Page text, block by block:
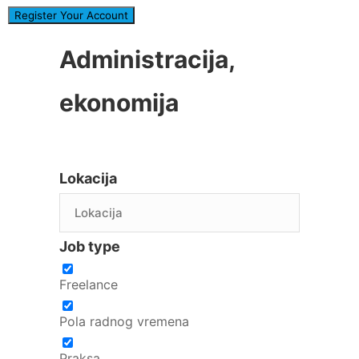
Administracija,
ekonomija
Lokacija
Job type
Freelance
Pola radnog vremena